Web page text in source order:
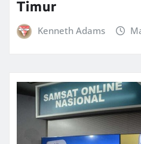
Timur
Kenneth Adams